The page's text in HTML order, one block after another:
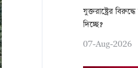
যুক্তরাষ্ট্রের
দিচ্ছে?
07-Aug-2026